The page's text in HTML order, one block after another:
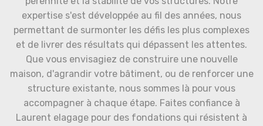
expertise s'est développée au fil des années, nous
permettant de surmonter les défis les plus complexes
et de livrer des résultats qui dépassent les attentes.
Que vous envisagiez de construire une nouvelle
maison, d'agrandir votre bâtiment, ou de renforcer une
structure existante, nous sommes là pour vous
accompagner à chaque étape. Faites confiance à
Laurent elagage pour des fondations qui résistent à